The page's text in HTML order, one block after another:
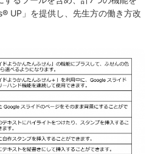
UP」を提供し、先生方の働き方改